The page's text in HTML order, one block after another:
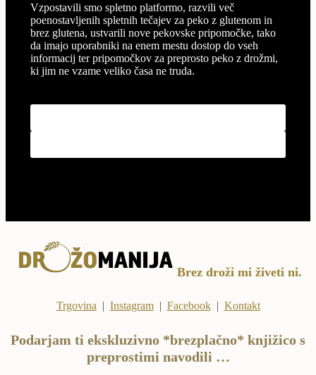
Vzpostavili smo spletno platformo, razvili več
poenostavljenih spletnih tečajev za peko z glutenom in
brez glutena, ustvarili nove pekovske pripomočke, tako
da imajo uporabniki na enem mestu dostop do vseh
informacij ter pripomočkov za preprosto peko z drožmi,
ki jim ne vzame veliko časa ne truda.
Brez droži mi živeti ni.
Trgovina| Instagram| Facebook| Kontakt
Podarjam ti ekskluzivno *brezplačno* knjižico s
preprostimi navodili …